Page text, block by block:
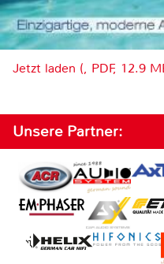
Jetzt laden (, PDF, 12.9
Unsere Partner: